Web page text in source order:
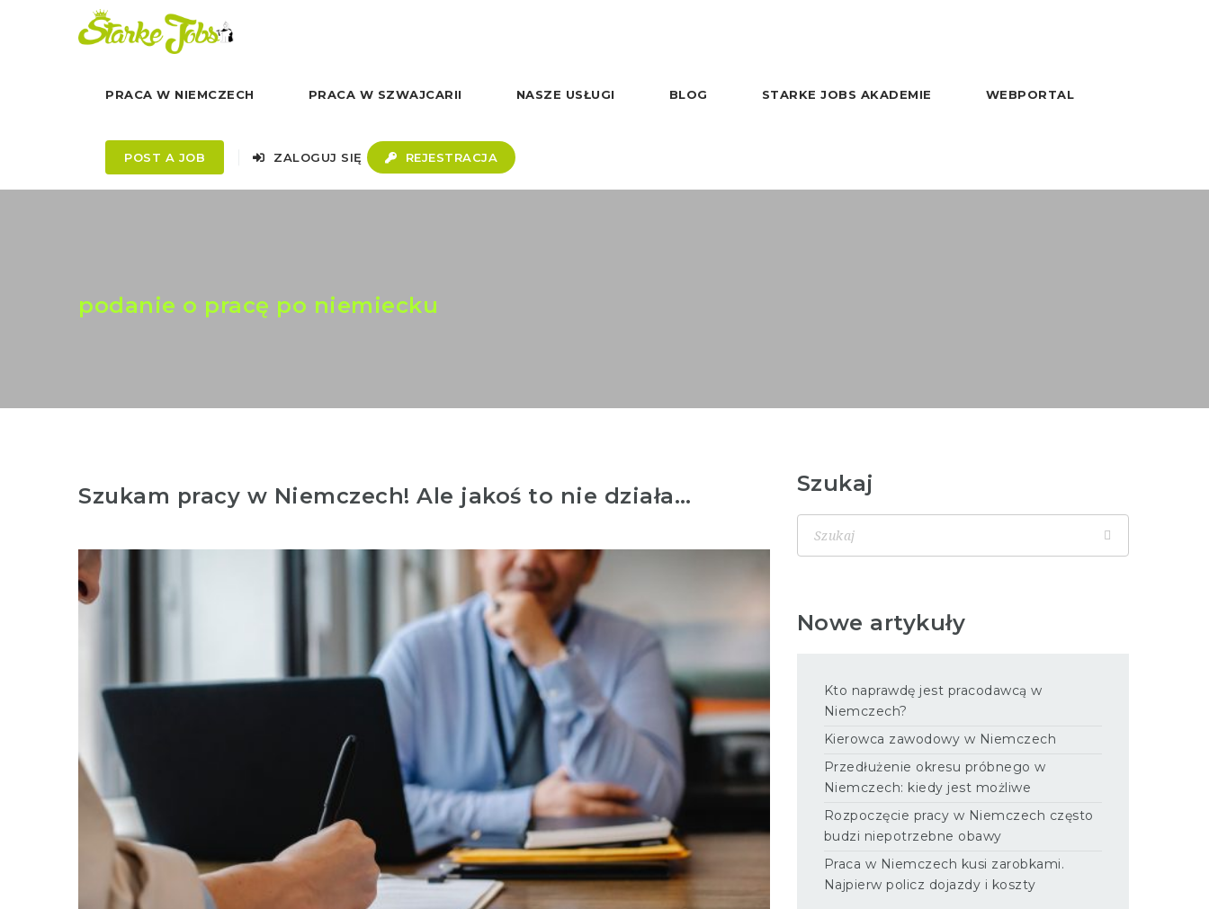
PRACA W NIEMCZECH PRACA W SZWAJCARII NASZE USŁUGI BLOG STARKE JOBS AKADEMIE WEBPORTAL
POST A JOB ZALOGUJ SIĘ REJESTRACJA
podanie o pracę po niemiecku
Szukam pracy w Niemczech! Ale jakoś to nie działa… Szukaj
Nowe artykuły
Kto naprawdę jest pracodawcą w
Niemczech?
Kierowca zawodowy w Niemczech
Przedłużenie okresu próbnego w
Niemczech: kiedy jest możliwe
Rozpoczęcie pracy w Niemczech często
budzi niepotrzebne obawy
Praca w Niemczech kusi zarobkami.
Najpierw policz dojazdy i koszty